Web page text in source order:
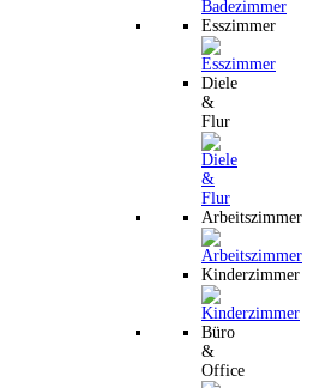
Esszimmer
Diele
&
Flur
Arbeitszimmer
Kinderzimmer
Büro
&
Office